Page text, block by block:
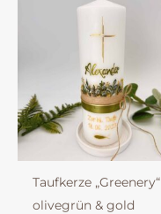
Taufkerze „Greenery“
olivegrün & gold